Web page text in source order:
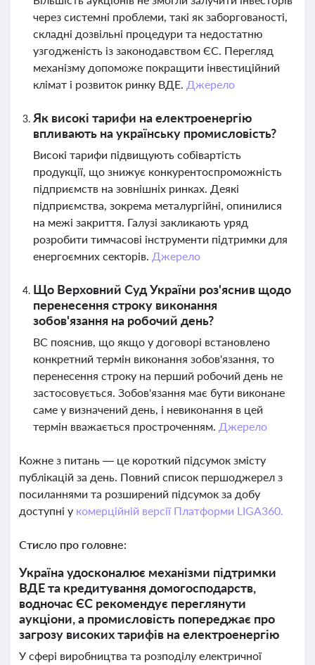
через системні проблеми, такі як заборгованості,
складні дозвільні процедури та недостатню
узгодженість із законодавством ЄС. Перегляд
механізму допоможе покращити інвестиційний
клімат і розвиток ринку ВДЕ. Джерело
Як високі тарифи на електроенергію
впливають на українську промисловість?
Високі тарифи підвищують собівартість
продукції, що знижує конкурентоспроможність
підприємств на зовнішніх ринках. Деякі
підприємства, зокрема металургійні, опинилися
на межі закриття. Галузі закликають уряд
розробити тимчасові інструменти підтримки для
енергоємних секторів. Джерело
Що Верховний Суд України роз'яснив щодо
перенесення строку виконання
зобов'язання на робочий день?
ВС пояснив, що якщо у договорі встановлено
конкретний термін виконання зобов'язання, то
перенесення строку на перший робочий день не
застосовується. Зобов'язання має бути виконане
саме у визначений день, і невиконання в цей
термін вважається простроченням. Джерело
Кожне з питань — це короткий підсумок змісту
публікацій за день. Повний список першоджерел з
посиланнями та розширений підсумок за добу
доступні у комерційній версії Платформи LIGA360.
Стисло про головне:
Україна удосконалює механізми підтримки
ВДЕ та кредитування домогосподарств,
водночас ЄС рекомендує переглянути
аукціони, а промисловість попереджає про
загрозу високих тарифів на електроенергію
У сфері виробництва та розподілу електричної